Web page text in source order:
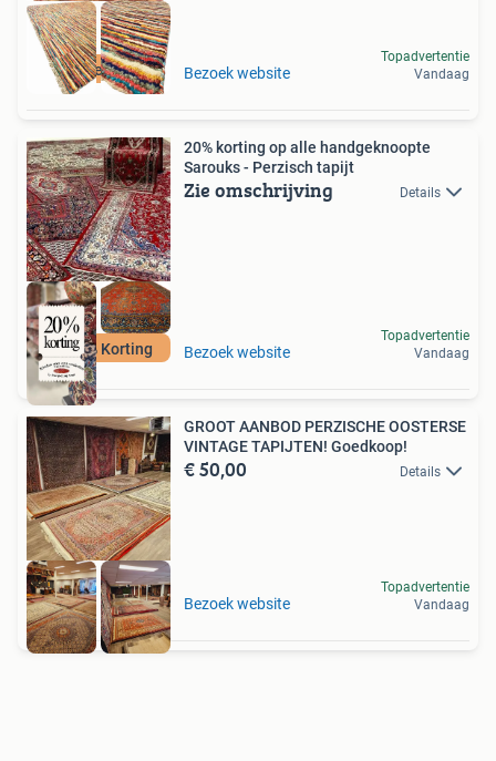
Gratis Verzenden Bezoek website
Topadvertentie
Vandaag
Nu 20% Korting
20% korting op alle handgeknoopte
Sarouks - Perzisch tapijt
Zie omschrijving Details
Bezoek website
Topadvertentie
Vandaag
GROOT AANBOD PERZISCHE OOSTERSE
VINTAGE TAPIJTEN! Goedkoop!
€ 50,00 Details
Bezoek website
Topadvertentie
Vandaag